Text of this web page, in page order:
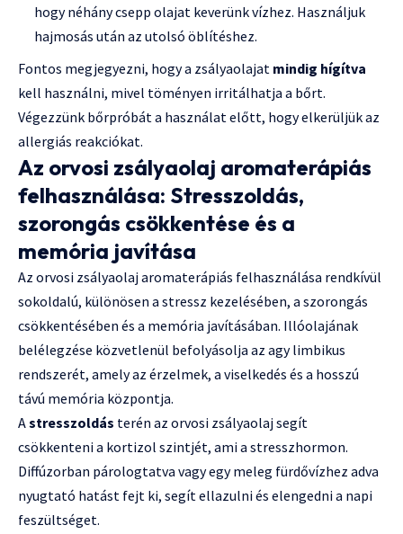
hogy néhány csepp olajat keverünk vízhez. Használjuk
hajmosás után az utolsó öblítéshez.
Fontos megjegyezni, hogy a zsályaolajat mindig hígítva
kell használni, mivel töményen irritálhatja a bőrt.
Végezzünk bőrpróbát a használat előtt, hogy elkerüljük az
allergiás reakciókat.
Az orvosi zsályaolaj aromaterápiás
felhasználása: Stresszoldás,
szorongás csökkentése és a
memória javítása
Az orvosi zsályaolaj aromaterápiás felhasználása rendkívül
sokoldalú, különösen a stressz kezelésében, a szorongás
csökkentésében és a memória javításában. Illóolajának
belélegzése közvetlenül befolyásolja az agy limbikus
rendszerét, amely az érzelmek, a viselkedés és a hosszú
távú memória központja.
Astresszoldás terén az orvosi zsályaolaj segít
csökkenteni a kortizol szintjét, ami a stresszhormon.
Diffúzorban párologtatva vagy egy meleg fürdővízhez adva
nyugtató hatást fejt ki, segít ellazulni és elengedni a napi
feszültséget.